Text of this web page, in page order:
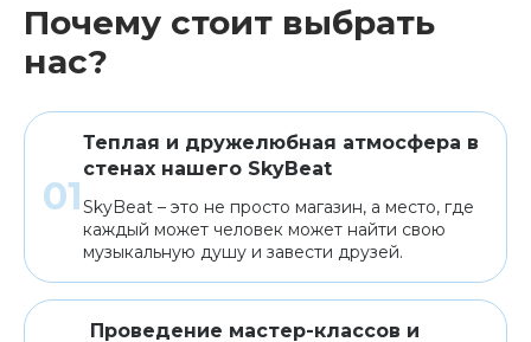
Клавишные Сувениры, подарки
Аренда
Почему стоит выбрать
нас?
Теплая и дружелюбная атмосфера в
стенах нашего SkyBeat
SkyBeat – это не просто магазин, а место, где
каждый может человек может найти свою
музыкальную душу и завести друзей.
Проведение мастер-классов и